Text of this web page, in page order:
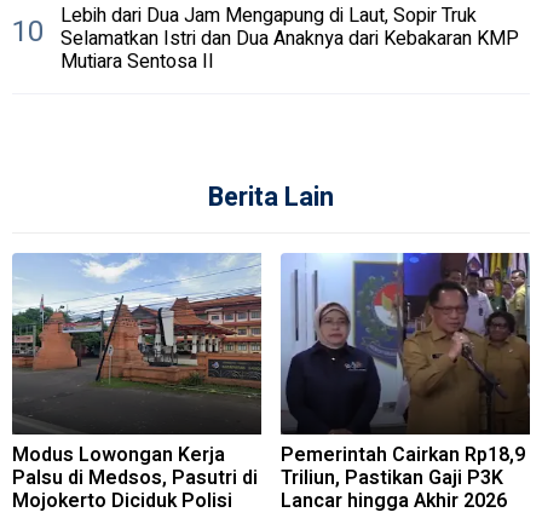
10 Lebih dari Dua Jam Mengapung di Laut, Sopir Truk
Selamatkan Istri dan Dua Anaknya dari Kebakaran KMP
Mutiara Sentosa II
Berita Lain
Modus Lowongan Kerja
Palsu di Medsos, Pasutri di
Mojokerto Diciduk Polisi
Pemerintah Cairkan Rp18,9
Triliun, Pastikan Gaji P3K
Lancar hingga Akhir 2026